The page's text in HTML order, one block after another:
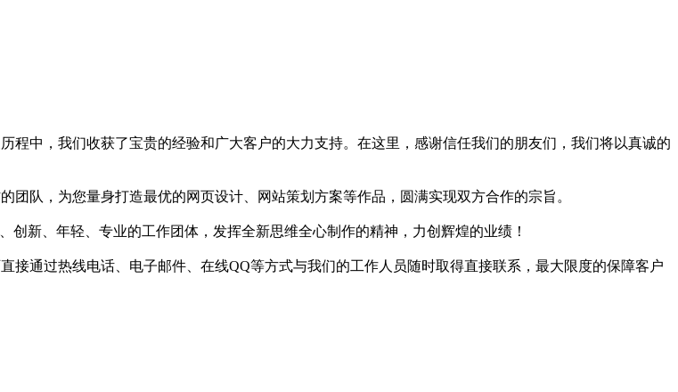
中，我们收获了宝贵的经验和广大客户的大力支持。在这里，感谢信任我们的朋友们，我们将以真诚的
队，为您量身打造最优的网页设计、网站策划方案等作品，圆满实现双方合作的宗旨。
新、年轻、专业的工作团体，发挥全新思维全心制作的精神，力创辉煌的业绩！
通过热线电话、电子邮件、在线QQ等方式与我们的工作人员随时取得直接联系，最大限度的保障客户